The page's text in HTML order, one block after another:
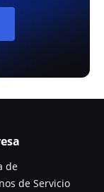
de
de Servicio